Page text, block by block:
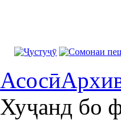
Асосӣ
Хуҷанд бо